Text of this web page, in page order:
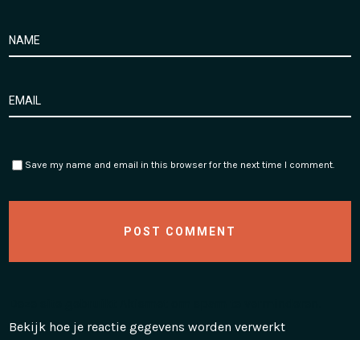
Save my name and email in this browser for the next time I comment.
Bekijk hoe je reactie gegevens worden verwerkt